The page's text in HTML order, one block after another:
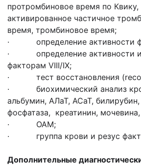
протромбиновое время по Квику,
активированное частичное
время, тромбиновое время;
· определение активности
· определение активности
факторам VIII/IX;
· тест восстановления
· биохимический анализ
альбумин, АЛаТ, АСаТ,
фосфатаза, креатинин,
· ОАМ;
· группа крови и резус
Дополнительные